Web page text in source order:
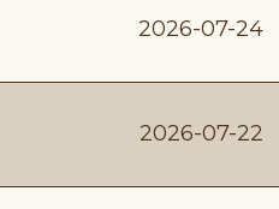
2026-07-24
2026-07-22